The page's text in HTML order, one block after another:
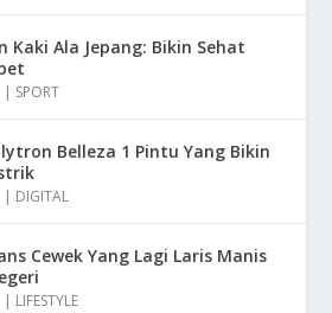
Kaki Ala Jepang: Bikin Sehat
| SPORT
Belleza 1 Pintu Yang Bikin
| DIGITAL
Cewek Yang Lagi Laris Manis
| LIFESTYLE